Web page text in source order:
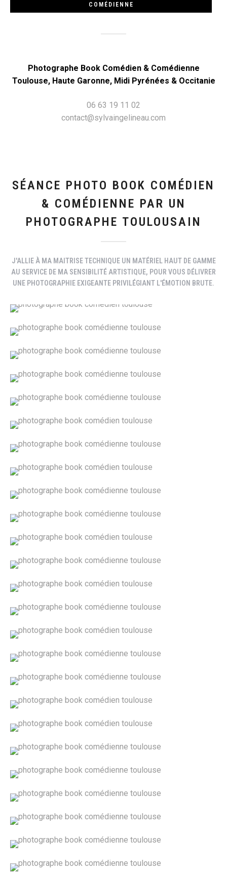
COMÉDIENNE
Photographe Book Comédien & Comédienne
Toulouse, Haute Garonne, Midi Pyrénées & Occitanie
06 63 19 11 02
contact@sylvaingelineau.com
SÉANCE PHOTO BOOK COMÉDIEN
& COMÉDIENNE PAR UN
PHOTOGRAPHE TOULOUSAIN
J'ALLIE À MA MAITRISE TECHNIQUE UN MATÉRIEL HAUT DE GAMME
AU SERVICE DE MA SENSIBILITÉ ARTISTIQUE, POUR VOUS DÉLIVRER
UNE PHOTOGRAPHIE EXIGEANTE PRIVILÉGIANT L'ÉMOTION BRUTE.